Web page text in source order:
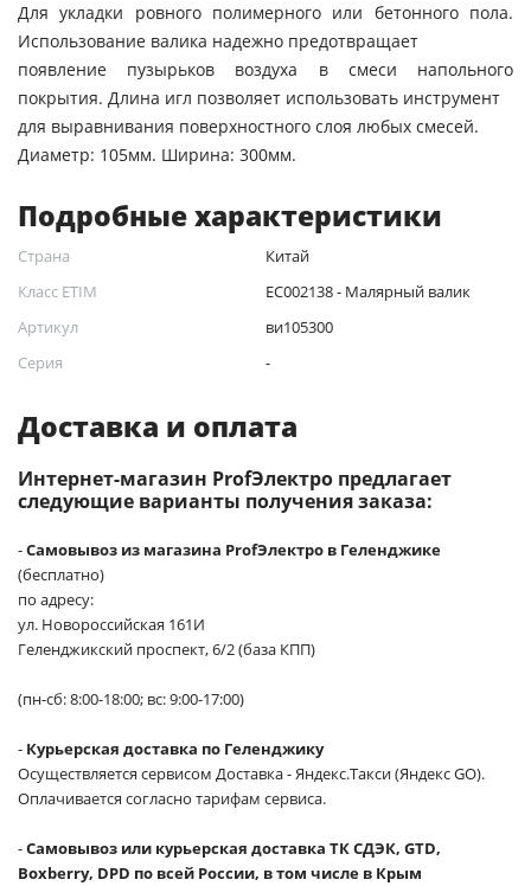
Для укладки ровного полимерного или бетонного пола.
Использование валика надежно предотвращает
появление пузырьков воздуха в смеси напольного
покрытия. Длина игл позволяет использовать инструмент
для выравнивания поверхностного слоя любых смесей.
Диаметр: 105мм. Ширина: 300мм.
Подробные характеристики
Страна
Китай
Класс ETIM
EC002138 - Малярный валик
Артикул
ви105300
Серия
-
Доставка и оплата
Интернет-магазин ProfЭлектро предлагает
следующие варианты получения заказа:
-Самовывоз из магазина ProfЭлектро в Геленджике
(бесплатно)
по адресу:
ул. Новороссийская 161И
Геленджикский проспект, 6/2 (база КПП)
(пн-сб: 8:00-18:00; вс: 9:00-17:00)
- Курьерская доставка по Геленджику
Осуществляется сервисом Доставка - Яндекс.Такси (Яндекс GO).
Оплачивается согласно тарифам сервиса.
-Самовывоз или курьерская доставка ТК СДЭК, GTD,
Boxberry, DPD по всей России, в том числе в Крым